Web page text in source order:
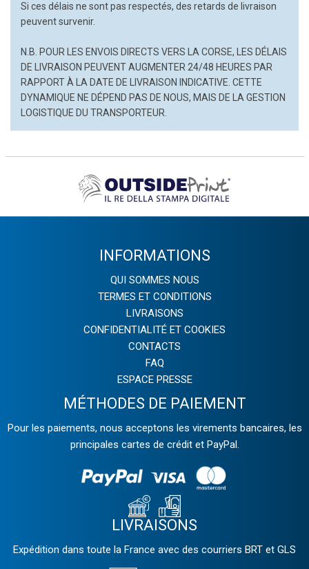
Si ces délais ne sont pas respectés, des retards de livraison
peuvent survenir.
N.B. POUR LES ENVOIS DIRECTS VERS LA CORSE, LES DÉLAIS
DE LIVRAISON PEUVENT AUGMENTER 24/48 HEURES PAR
RAPPORT À LA DATE DE LIVRAISON INDICATIVE. CETTE
DYNAMIQUE NE DÉPEND PAS DE NOUS, MAIS DE LA GESTION
LOGISTIQUE DU TRANSPORTEUR.
INFORMATIONS
QUI SOMMES NOUS
TERMES ET CONDITIONS
LIVRAISONS
CONFIDENTIALITÉ ET COOKIES
CONTACTS
FAQ
ESPACE PRESSE
MÉTHODES DE PAIEMENT
Pour les paiements, nous acceptons les virements bancaires, les
principales cartes de crédit et PayPal.
LIVRAISONS
Expédition dans toute la France avec des courriers BRT et GLS